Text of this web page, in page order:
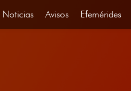
Noticias Avisos Efemérides